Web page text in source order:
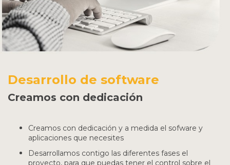
Desarrollo de software
Creamos con dedicación
Creamos con dedicación y a medida el sofware y
aplicaciones que necesites
Desarrollamos contigo las diferentes fases el
proyecto, para que puedas tener el control sobre el